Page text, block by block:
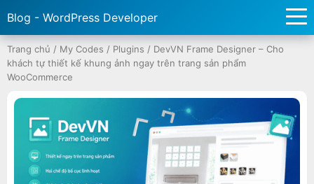
Blog - WordPress Developer
Trang chủ / My Codes / Plugins / DevVN Frame Designer – Cho
khách tự thiết kế khung ảnh ngay trên trang sản phẩm
WooCommerce